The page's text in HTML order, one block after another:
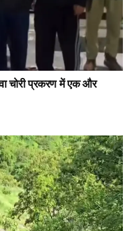
चोरी प्रकरण में एक और